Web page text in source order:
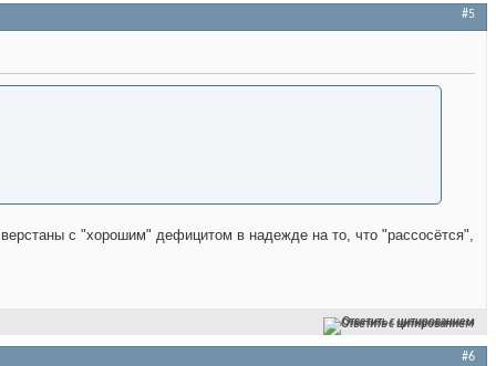
#5
с "хорошим" дефицитом в надежде на то, что "рассосётся",
Ответить с цитированием
#6